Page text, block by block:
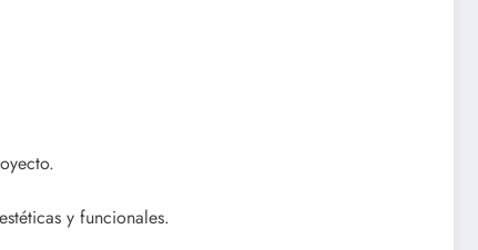
y funcionales.